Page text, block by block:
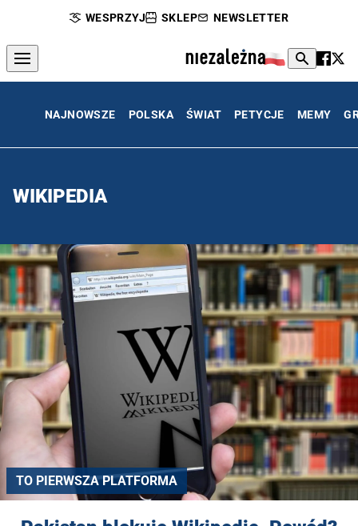
WESPRZYJ SKLEP NEWSLETTER
NAJNOWSZE POLSKA ŚWIAT PETYCJE MEMY
WIKIPEDIA
TO PIERWSZA PLATFORMA